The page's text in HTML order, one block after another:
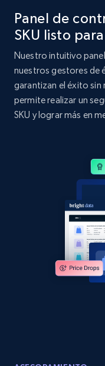
Amazon
Amazon
Title, Seller
price, Currency,
more.
Amazon
products from
Title, Seller
price, Currency,
2.1K+
Panel de
SKU listo
Nuestro intuitivo
nuestros gestores de
garantizan el éxito sin
permite realizar un
SKU y lograr más en